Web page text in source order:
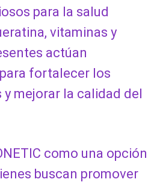
para la salud
vitaminas y
actúan
fortalecer los
mejorar la calidad del
como una opción
buscan promover